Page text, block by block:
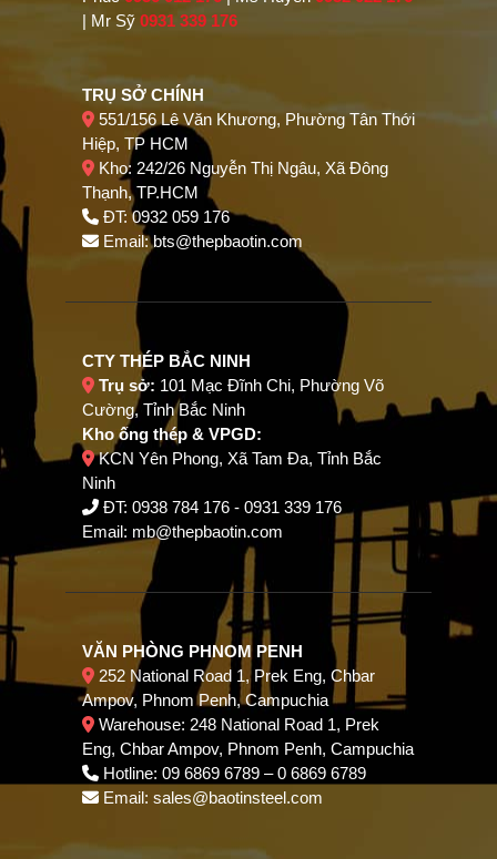
| Mr Sỹ 0931 339 176
TRỤ SỞ CHÍNH
551/156 Lê Văn Khương, Phường Tân Thới
Hiệp, TP HCM
Kho: 242/26 Nguyễn Thị Ngâu, Xã Đông
Thạnh, TP.HCM
ĐT: 0932 059 176
Email:bts@thepbaotin.com
CTY THÉP BẮC NINH
Trụ sở: 101 Mạc Đĩnh Chi, Phường Võ
Cường, Tỉnh Bắc Ninh
Kho ống thép & VPGD:
KCN Yên Phong, Xã Tam Đa, Tỉnh Bắc
Ninh
ĐT: 0938 784 176 - 0931 339 176
Email: mb@thepbaotin.com
VĂN PHÒNG PHNOM PENH
252 National Road 1, Prek Eng, Chbar
Ampov, Phnom Penh, Campuchia
Warehouse: 248 National Road 1, Prek
Eng, Chbar Ampov, Phnom Penh, Campuchia
Hotline: 09 6869 6789 – 0 6869 6789
Email: sales@baotinsteel.com